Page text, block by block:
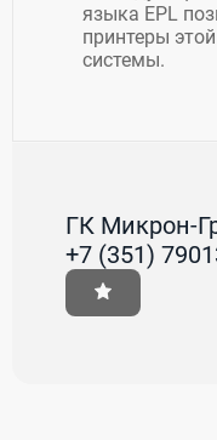
языка EPL
принтеры
системы.
ГК Микрон-
+7 (351)